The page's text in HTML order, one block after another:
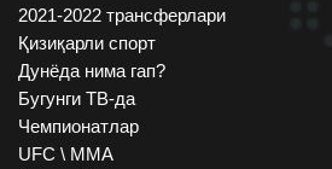
2021-2022 трансферлари
Қизиқарли спорт
Дунёда нима гап?
Бугунги ТВ-да
Чемпионатлар
UFC \ ММА